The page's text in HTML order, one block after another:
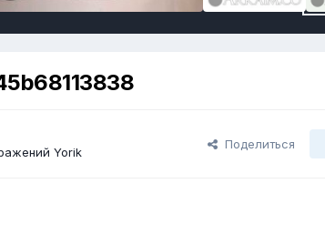
Yorik
Поделиться